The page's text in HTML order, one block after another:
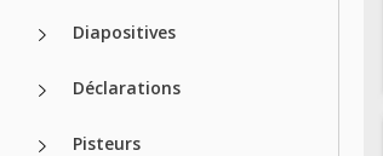
Diapositives
Déclarations
Pisteurs